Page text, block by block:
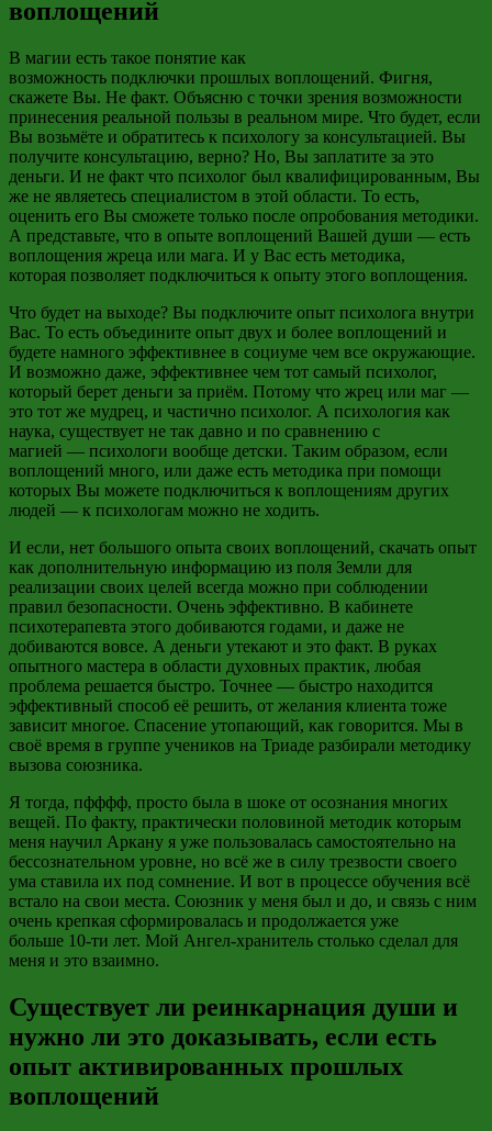
воплощений
В магии есть такое понятие как
возможность подключки прошлых воплощений. Фигня,
скажете Вы. Не факт. Объясню с точки зрения возможности
принесения реальной пользы в реальном мире. Что будет, если
Вы возьмёте и обратитесь к психологу за консультацией. Вы
получите консультацию, верно? Но, Вы заплатите за это
деньги. И не факт что психолог был квалифицированным, Вы
же не являетесь специалистом в этой области. То есть,
оценить его Вы сможете только после опробования методики.
А представьте, что в опыте воплощений Вашей души — есть
воплощения жреца или мага. И у Вас есть методика,
которая позволяет подключиться к опыту этого воплощения.
Что будет на выходе? Вы подключите опыт психолога внутри
Вас. То есть объедините опыт двух и более воплощений и
будете намного эффективнее в социуме чем все окружающие.
И возможно даже, эффективнее чем тот самый психолог,
который берет деньги за приём. Потому что жрец или маг —
это тот же мудрец, и частично психолог. А психология как
наука, существует не так давно и по сравнению с
магией — психологи вообще детски. Таким образом, если
воплощений много, или даже есть методика при помощи
которых Вы можете подключиться к воплощениям других
людей — к психологам можно не ходить.
И если, нет большого опыта своих воплощений, скачать опыт
как дополнительную информацию из поля Земли для
реализации своих целей всегда можно при соблюдении
правил безопасности. Очень эффективно. В кабинете
психотерапевта этого добиваются годами, и даже не
добиваются вовсе. А деньги утекают и это факт. В руках
опытного мастера в области духовных практик, любая
проблема решается быстро. Точнее — быстро находится
эффективный способ её решить, от желания клиента тоже
зависит многое. Спасение утопающий, как говорится. Мы в
своё время в группе учеников на Триаде разбирали методику
вызова союзника.
Я тогда, пфффф, просто была в шоке от осознания многих
вещей. По факту, практически половиной методик которым
меня научил Аркану я уже пользовалась самостоятельно на
бессознательном уровне, но всё же в силу трезвости своего
ума ставила их под сомнение. И вот в процессе обучения всё
встало на свои места. Союзник у меня был и до, и связь с ним
очень крепкая сформировалась и продолжается уже
больше 10-ти лет. Мой Ангел-хранитель столько сделал для
меня и это взаимно.
Существует ли реинкарнация души и
нужно ли это доказывать, если есть
опыт активированных прошлых
воплощений